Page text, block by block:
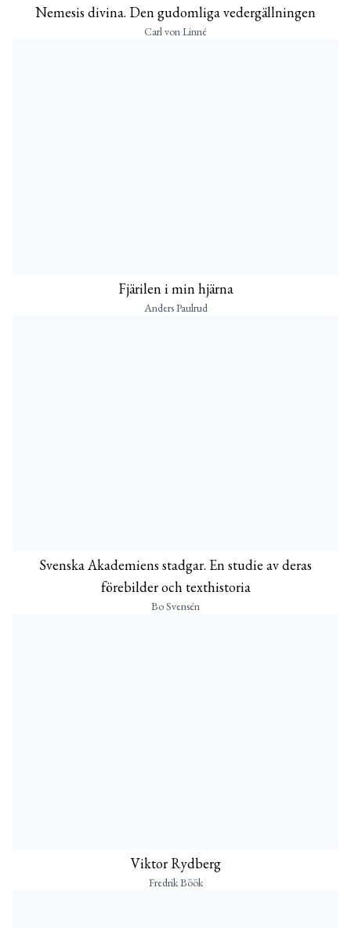
Nemesis divina. Den gudomliga vedergällningen
Carl von Linné
Fjärilen i min hjärna
Anders Paulrud
Svenska Akademiens stadgar. En studie av deras
förebilder och texthistoria
Bo Svensén
Viktor Rydberg
Fredrik Böök